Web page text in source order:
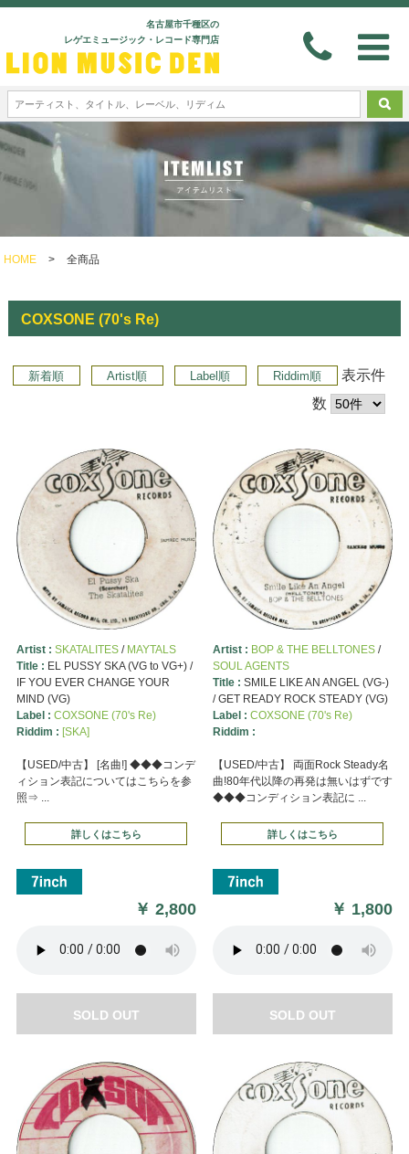
名古屋市千種区の
レゲエミュージック・レコード専門店
HOME > 全商品
COXSONE (70's Re)
新着順 Artist順 Label順 Riddim順
表示件
数
Artist : SKATALITES/ MAYTALS
Title : EL PUSSY SKA (VG to VG+) /
IF YOU EVER CHANGE YOUR
MIND (VG)
Label : COXSONE (70's Re)
Riddim : [SKA]
【USED/中古】 [名曲!] ◆◆◆コンデ
ィション表記についてはこちらを参
照⇒ ...
詳しくはこちら
￥2,800
SOLD OUT
Artist : BOP & THE BELLTONES/
SOUL AGENTS
Title : SMILE LIKE AN ANGEL (VG-)
/ GET READY ROCK STEADY (VG)
Label : COXSONE (70's Re)
Riddim :
【USED/中古】 両面Rock Steady名
曲!80年代以降の再発は無いはずです
◆◆◆コンディション表記に ...
詳しくはこちら
￥ 1,800
SOLD OUT